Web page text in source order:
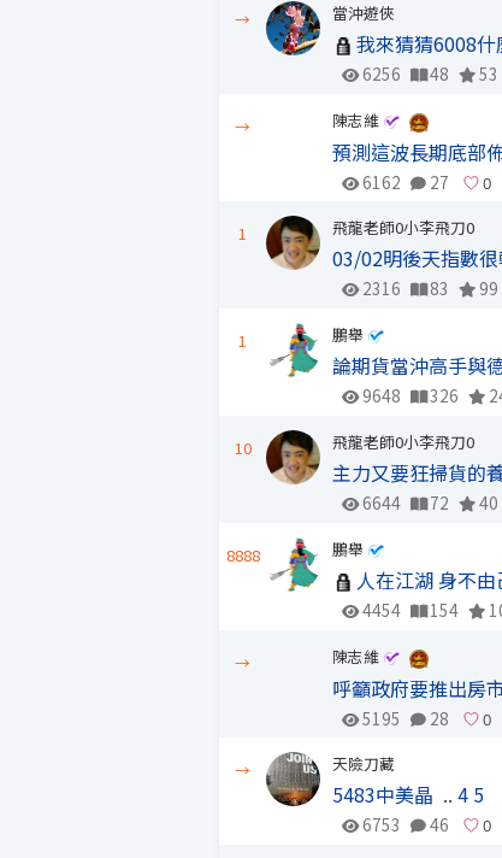
→ 當沖遊俠
我來猜猜6008什
6256 48 53
→ 陳志維
預測這波長期底部
6162 27
1 飛龍老師0小李飛刀0
03/02明後天指數很
2316 83 99
1 鵬舉
論期貨當沖高手與
9648 326
10 飛龍老師0小李飛刀0
主力又要狂掃貨的
6644 72 40
8888 鵬舉
人在江湖 身不
4454 154
→ 陳志維
呼籲政府要推出房
5195 28
→ 天險刀藏
5483中美晶 ..4 5
6753 46